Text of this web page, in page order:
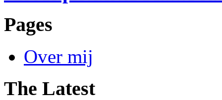
Pages
Over mij
The Latest